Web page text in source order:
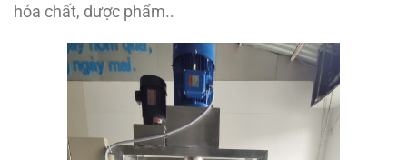
hóa chất, dược phẩm..